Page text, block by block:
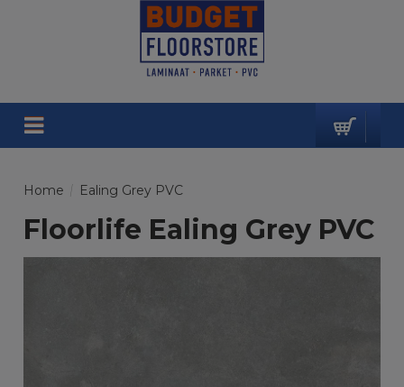
Home Ealing Grey PVC
Floorlife Ealing Grey PVC